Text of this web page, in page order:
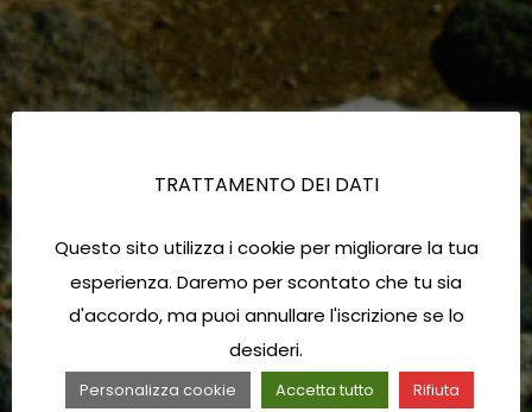
TRATTAMENTO DEI DATI
Questo sito utilizza i cookie per migliorare la tua
esperienza. Daremo per scontato che tu sia
d'accordo, ma puoi annullare l'iscrizione se lo
desideri.
Personalizza cookie Accetta tutto Rifiuta